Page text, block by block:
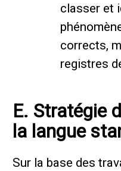
classer et
corrects,
registres
E. Stratégie
la langue
Sur la base des